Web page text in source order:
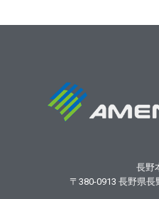
長野
〒380-0913 長野県長